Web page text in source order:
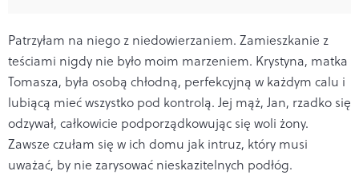
Patrzyłam na niego z niedowierzaniem. Zamieszkanie z
teściami nigdy nie było moim marzeniem. Krystyna, matka
Tomasza, była osobą chłodną, perfekcyjną w każdym calu i
lubiącą mieć wszystko pod kontrolą. Jej mąż, Jan, rzadko się
odzywał, całkowicie podporządkowując się woli żony.
Zawsze czułam się w ich domu jak intruz, który musi
uważać, by nie zarysować nieskazitelnych podłóg.